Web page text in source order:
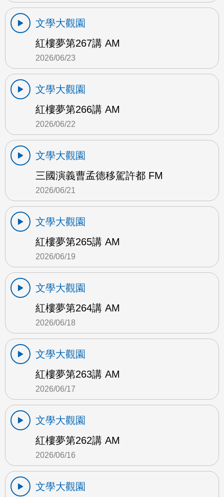
文學大觀園
紅樓夢第267講 AM
2026/06/23
文學大觀園
紅樓夢第266講 AM
2026/06/22
文學大觀園
三國演義曹孟德移駕許都 FM
2026/06/21
文學大觀園
紅樓夢第265講 AM
2026/06/19
文學大觀園
紅樓夢第264講 AM
2026/06/18
文學大觀園
紅樓夢第263講 AM
2026/06/17
文學大觀園
紅樓夢第262講 AM
2026/06/16
文學大觀園